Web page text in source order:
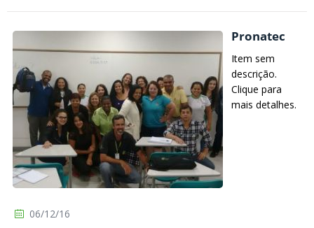
Pronatec
Item sem
descrição.
Clique para
mais detalhes.
06/12/16